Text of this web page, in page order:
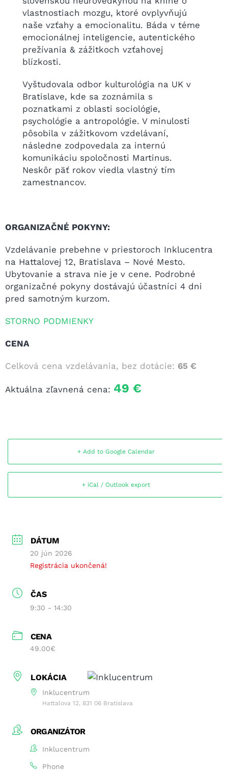
vlastnostiach mozgu, ktoré ovplyvňujú
naše vzťahy a emocionalitu. Báda v téme
emocionálnej inteligencie, autentického
prežívania & zážitkoch vzťahovej
blízkosti.
Vyštudovala odbor kulturológia na UK v
Bratislave, kde sa zoznámila s
poznatkami z oblasti sociológie,
psychológie a antropológie. V minulosti
pôsobila v zážitkovom vzdelávaní,
následne zodpovedala za internú
komunikáciu spoločnosti Martinus.
Neskôr päť rokov viedla vlastný tím
zamestnancov.
ORGANIZAČNÉ POKYNY:
Vzdelávanie prebehne v priestoroch Inklucentra
na Hattalovej 12, Bratislava – Nové Mesto.
Ubytovanie a strava nie je v cene. Podrobné
organizačné pokyny dostávajú účastníci 4 dni
pred samotným kurzom.
STORNO PODMIENKY
CENA
Celková cena vzdelávania, bez dotácie: 65 €
Aktuálna zľavnená cena: 49 €
+ Add to Google Calendar
+ iCal / Outlook export
DÁTUM
20 jún 2026
Registrácia ukončená!
ČAS
9:30 - 14:30
CENA
49.00€
LOKÁCIA
Inklucentrum
Hattalova 12, 831 06 Bratislava
ORGANIZÁTOR
Inklucentrum
Phone